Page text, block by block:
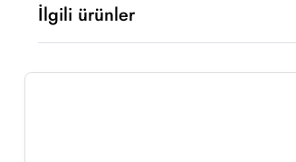
İlgili ürünler